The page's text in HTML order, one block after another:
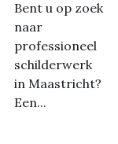
Bent u op zoek
naar
professioneel
schilderwerk
in Maastricht?
Een...